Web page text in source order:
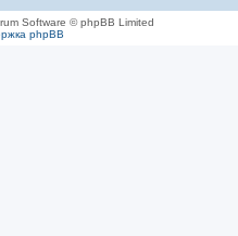
Software © phpBB Limited
phpBB